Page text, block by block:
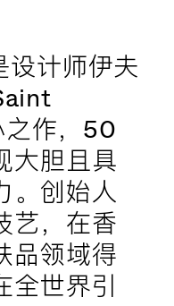
计师伊夫
作，50
大胆且具
。创始人
艺，在香
品领域得
全世界引